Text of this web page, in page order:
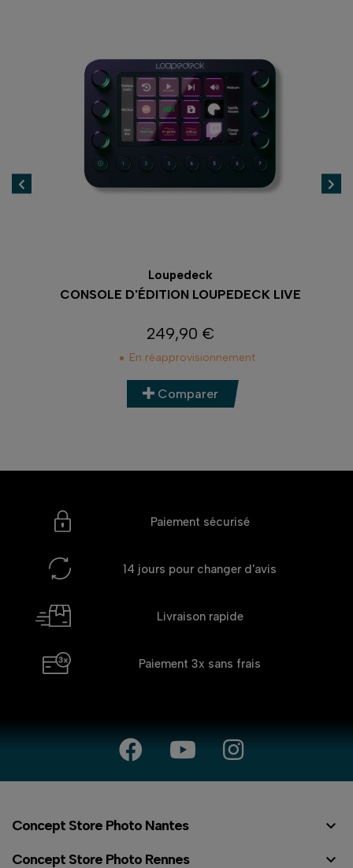
Loupedeck
CONSOLE D'ÉDITION LOUPEDECK LIVE
Prix
249,90 €
En réapprovisionnement
Comparer
Paiement sécurisé
14 jours pour changer d'avis
Livraison rapide
Paiement 3x sans frais
Concept Store Photo Nantes 
Concept Store Photo Rennes 